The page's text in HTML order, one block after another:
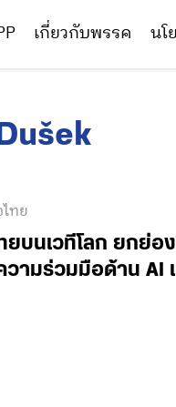
เกี่ยวกับพรรค นโ
ทย
บนเวทีโลก ยกย่อ
มร่วมมือด้าน AI แ